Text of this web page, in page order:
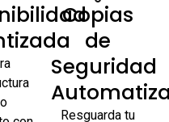
Copias
de
Seguridad
Resguarda tu